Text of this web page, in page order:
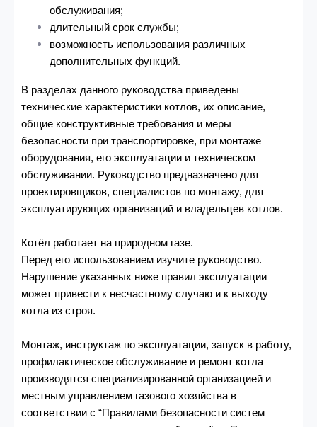
обслуживания;
длительный срок службы;
возможность использования различных
дополнительных функций.
В разделах данного руководства приведены
технические характеристики котлов, их описание,
общие конструктивные требования и меры
безопасности при транспортировке, при монтаже
оборудования, его эксплуатации и техническом
обслуживании. Руководство предназначено для
проектировщиков, специалистов по монтажу, для
эксплуатирующих организаций и владельцев котлов.
Котёл работает на природном газе.
Перед его использованием изучите руководство.
Нарушение указанных ниже правил эксплуатации
может привести к несчастному случаю и к выходу
котла из строя.
Монтаж, инструктаж по эксплуатации, запуск в работу,
профилактическое обслуживание и ремонт котла
производятся специализированной организацией и
местным управлением газового хозяйства в
соответствии с “Правилами безопасности систем